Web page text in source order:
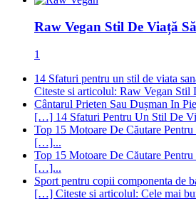
Raw Vegan Stil De Viață
1
14 Sfaturi pentru un stil de viata
Citeste si articolul: Raw Vegan
Cântarul Prieten Sau Dușman In
[…] 14 Sfaturi Pentru Un Stil De
Top 15 Motoare De Căutare
[…]...
Top 15 Motoare De Căutare
[…]...
Sport pentru copii componenta de
[…] Citeste si articolul: Cele mai